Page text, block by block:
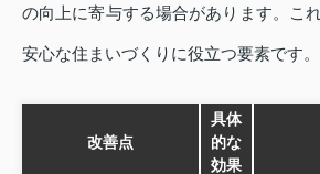
の向上に寄与する場合があります。こ
安心な住まいづくりに役立つ要素です。
改善点
具体
的な
効果